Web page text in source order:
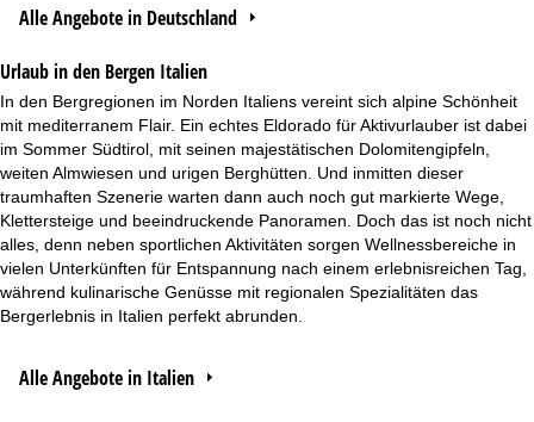
Alle Angebote in Deutschland
Urlaub in den Bergen Italien
In den Bergregionen im Norden Italiens vereint sich alpine Schönheit
mit mediterranem Flair. Ein echtes Eldorado für Aktivurlauber ist dabei
im Sommer Südtirol, mit seinen majestätischen Dolomitengipfeln,
weiten Almwiesen und urigen Berghütten. Und inmitten dieser
traumhaften Szenerie warten dann auch noch gut markierte Wege,
Klettersteige und beeindruckende Panoramen. Doch das ist noch nicht
alles, denn neben sportlichen Aktivitäten sorgen Wellnessbereiche in
vielen Unterkünften für Entspannung nach einem erlebnisreichen Tag,
während kulinarische Genüsse mit regionalen Spezialitäten das
Bergerlebnis in Italien perfekt abrunden.
Alle Angebote in Italien